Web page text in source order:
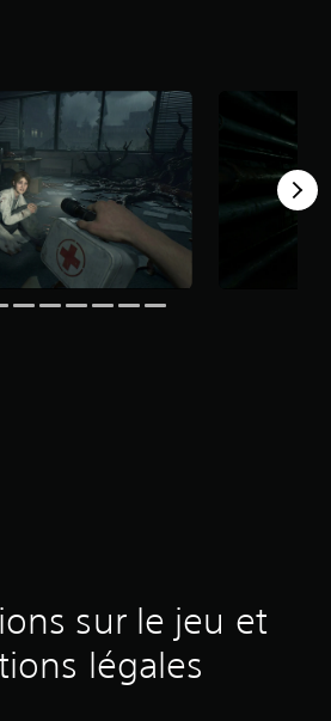
sur le jeu et
légales